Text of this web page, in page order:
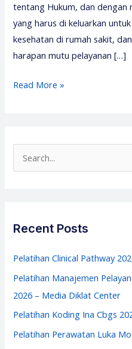
tentang Hukum, dan dengan
yang harus di keluarkan
kesehatan di rumah sakit,
harapan mutu pelayanan […]
Pelatihan
Media
Read More »
e
f
o
r
Recent Posts
Pelatihan Clinical Pathway
Pelatihan Manajemen
2026 – Media Diklat Center
Pelatihan Koding Ina Cbgs
Pelatihan Perawatan Luka